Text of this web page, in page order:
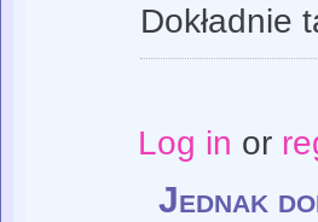
Dokładnie
Log in or
Jednak